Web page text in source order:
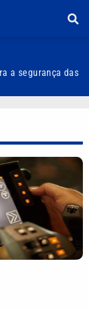
a segurança das